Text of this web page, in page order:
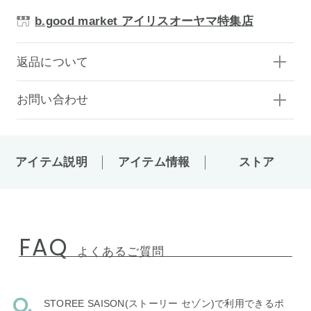
b.good market アイリスオーヤマ特集店
返品について
お問い合わせ
アイテム説明 アイテム情報 ストア
FAQ よくあるご質問
STOREE SAISON(ストーリー セゾン)で利用できるポ